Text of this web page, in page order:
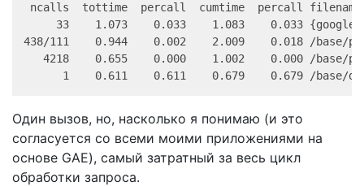
ncalls  tottime  percall  cumtime  percall
33    1.073    0.033    1.083    0.033
438/111    0.944    0.002    2.009    0.018 /base/
4218    0.655    0.000    1.002    0.000 /base/
Один вызов, но, насколько я понимаю (и это
согласуется со всеми моими приложениями на
основе GAE), самый затратный за весь цикл
обработки запроса.